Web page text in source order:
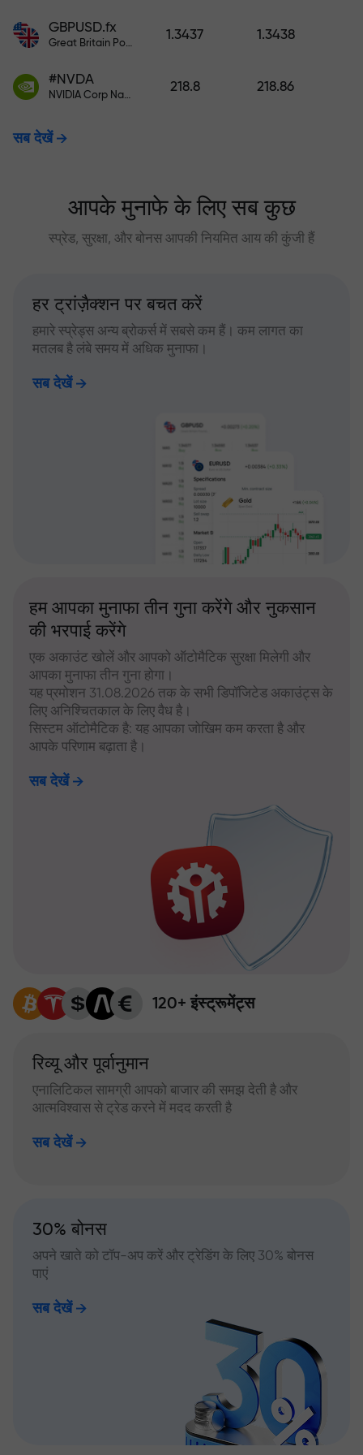
GBPUSD.fx
Great Britain Pound vs US Dollar
1.3437 1.3438
#NVDA
NVIDIA Corp Nasdaq Stock Exchange (Nasdaq) USD
218.8 218.86
सब देखें
आपके मुनाफे के लिए सब कुछ
स्प्रेड, सुरक्षा, और बोनस आपकी नियमित आय की कुंजी हैं
हर ट्रांज़ैक्शन पर बचत करें
हमारे स्प्रेड्स अन्य ब्रोकर्स में सबसे कम हैं। कम लागत का
मतलब है लंबे समय में अधिक मुनाफा।
सब देखें
हम आपका मुनाफा तीन गुना करेंगे और नुकसान
की भरपाई करेंगे
एक अकाउंट खोलें और आपको ऑटोमैटिक सुरक्षा मिलेगी और
आपका मुनाफा तीन गुना होगा।
यह प्रमोशन 31.08.2026 तक के सभी डिपॉजिटेड अकाउंट्स के
लिए अनिश्चितकाल के लिए वैध है।
सिस्टम ऑटोमैटिक है: यह आपका जोखिम कम करता है और
आपके परिणाम बढ़ाता है।
सब देखें
120+ इंस्ट्रूमेंट्स
रिव्यू और पूर्वानुमान
एनालिटिकल सामग्री आपको बाजार की समझ देती है और
आत्मविश्वास से ट्रेड करने में मदद करती है
सब देखें
30% बोनस
अपने खाते को टॉप-अप करें और ट्रेडिंग के लिए 30% बोनस
पाएं
सब देखें